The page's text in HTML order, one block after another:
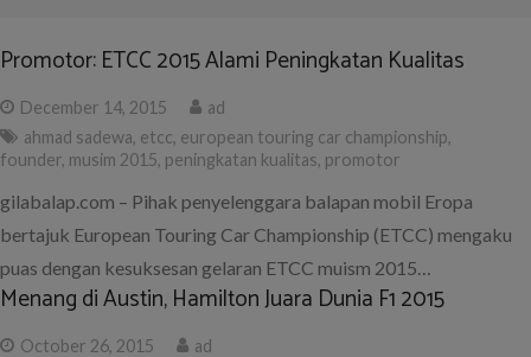
About Us
Promotor: ETCC 2015 Alami Peningkatan Kualitas
December 14, 2015
ad
ahmad sadewa, etcc, european touring car championship,
founder, musim 2015, peningkatan kualitas, promotor
gilabalap.com – Pihak penyelenggara balapan mobil Eropa
bertajuk European Touring Car Championship (ETCC) mengaku
puas dengan kesuksesan gelaran ETCC muism 2015…
Menang di Austin, Hamilton Juara Dunia F1 2015
October 26, 2015
ad